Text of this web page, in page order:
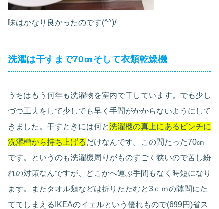
味はかなり良かったのです(^^)/
洗濯は干すまで70㎝そして衣類乾燥機
うちはもう何年も洗濯物を室内で干しています。でも少し
づつ工夫をして少しでも早く手間がかからないようにして
きました。干すときには何と洗濯機の真上にあるピンチに
洗濯槽から持ち上げるだけなんです。この間たった70㎝
です。というのも洗濯機周りがものすごく狭いので苦し紛
れの対策なんですが、どこかへ運ぶ手間もなく時短になり
ます。またタオル類などは折りたたむと3ｃｍの隙間にた
ててしまえるIKEAのイェルという優れもので(699円)省ス